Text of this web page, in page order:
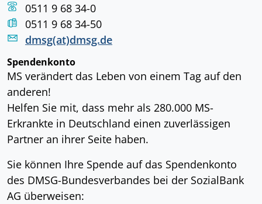
0511 9 68 34-0
0511 9 68 34-50
dmsg(at)dmsg.de
Spendenkonto
MS verändert das Leben von einem Tag auf den
anderen!
Helfen Sie mit, dass mehr als 280.000 MS-
Erkrankte in Deutschland einen zuverlässigen
Partner an ihrer Seite haben.
Sie können Ihre Spende auf das Spendenkonto
des DMSG-Bundesverbandes bei der SozialBank
AG überweisen: